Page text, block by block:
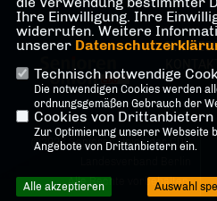
@2026 Senioren Union der CDU
Alle Rechte vorbehalten.
Ihre Einwilligung. Ihre
widerrufen. Weitere
unserer
Technisch notwendige
Die notwendigen Cookies werden
ordnungsgemäßen Gebrauch der
Cookies von Drittanbietern
Zur Optimierung unserer Webseite
Angebote von Drittanbietern ein.
Alle akzeptieren Auswahl